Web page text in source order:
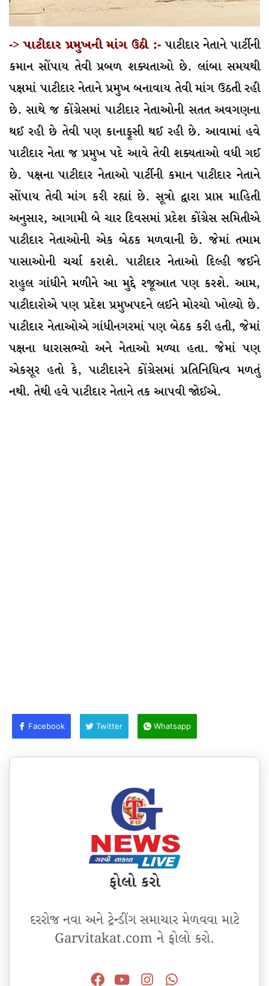
-> પાટીદાર પ્રમુખની માંગ ઉઠી :-પાટીદાર નેતાને પાર્ટીની
કમાન સોંપાય તેવી પ્રબળ શક્યતાઓ છે. લાંબા સમયથી
પક્ષમાં પાટીદાર નેતાને પ્રમુખ બનાવાય તેવી માંગ ઉઠતી રહી
છે. સાથે જ કોંગ્રેસમાં પાટીદાર નેતાઓની સતત અવગણના
થઈ રહી છે તેવી પણ કાનાફૂસી થઈ રહી છે. આવામાં હવે
પાટીદાર નેતા જ પ્રમુખ પદે આવે તેવી શક્યતાઓ વધી ગઈ
છે. પક્ષના પાટીદાર નેતાઓ પાર્ટીની કમાન પાટીદાર નેતાને
સોંપાય તેવી માંગ કરી રહ્યાં છે. સૂત્રો દ્વારા પ્રાપ્ત માહિતી
અનુસાર, આગામી બે ચાર દિવસમાં પ્રદેશ કોંગ્રેસ સમિતીએ
પાટીદાર નેતાઓની એક બેઠક મળવાની છે. જેમાં તમામ
પાસાઓની ચર્ચા કરાશે. પાટીદાર નેતાઓ દિલ્હી જઈને
રાહુલ ગાંધીને મળીને આ મુદ્દે રજૂઆત પણ કરશે. આમ,
પાટીદારોએ પણ પ્રદેશ પ્રમુખપદને લઈને મોરચો ખોલ્યો છે.
પાટીદાર નેતાઓએ ગાંધીનગરમાં પણ બેઠક કરી હતી, જેમાં
પક્ષના ધારાસભ્યો અને નેતાઓ મળ્યા હતા. જેમાં પણ
એકસૂર હતો કે, પાટીદારને કોંગ્રેસમાં પ્રતિનિધિત્વ મળતું
નથી. તેથી હવે પાટીદાર નેતાને તક આપવી જોઈએ.
Facebook Twitter Whatsapp
ફોલો કરો
દરરોજ નવા અને ટ્રેન્ડીંગ સમાચાર મેળવવા માટે
Garvitakat.com ને ફોલો કરો.